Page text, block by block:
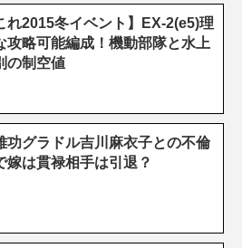
れ2015冬イベント】EX-2(e5)理
攻略可能編成！機動部隊と水上
の制空値
功グラドル吉川麻衣子との不倫
嫁は貫禄相手は引退？